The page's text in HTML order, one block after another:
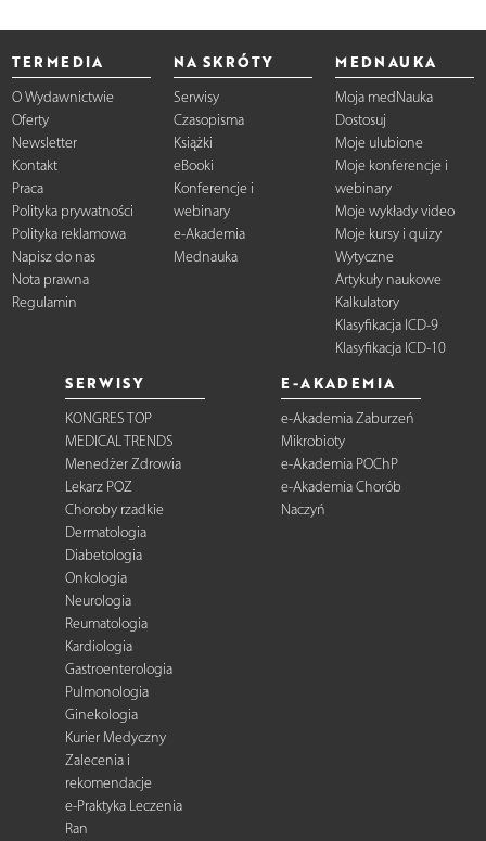
TERMEDIA
O Wydawnictwie
Oferty
Newsletter
Kontakt
Praca
Polityka prywatności
Polityka reklamowa
Napisz do nas
Nota prawna
Regulamin
NA SKRÓTY
Serwisy
Czasopisma
Książki
eBooki
Konferencje i
webinary
e-Akademia
Mednauka
MEDNAUKA
Moja medNauka
Dostosuj
Moje ulubione
Moje konferencje i
webinary
Moje wykłady video
Moje kursy i quizy
Wytyczne
Artykuły naukowe
Kalkulatory
Klasyfikacja ICD-9
Klasyfikacja ICD-10
SERWISY
KONGRES TOP
MEDICAL TRENDS
Menedżer Zdrowia
Lekarz POZ
Choroby rzadkie
Dermatologia
Diabetologia
Onkologia
Neurologia
Reumatologia
Kardiologia
Gastroenterologia
Pulmonologia
Ginekologia
Kurier Medyczny
Zalecenia i
rekomendacje
e-Praktyka Leczenia
Ran
E-AKADEMIA
e-Akademia Zaburzeń
Mikrobioty
e-Akademia POChP
e-Akademia Chorób
Naczyń